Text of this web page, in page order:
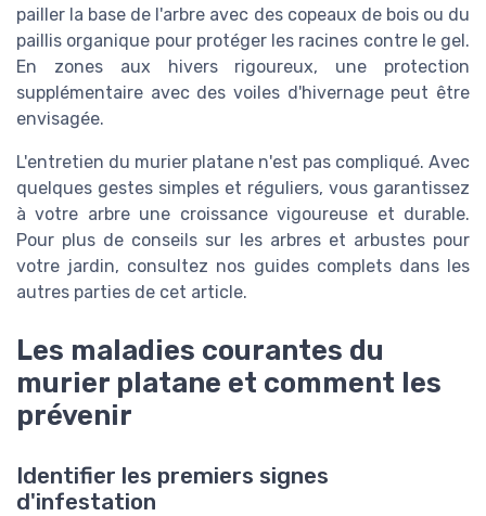
pailler la base de l'arbre avec des copeaux de bois ou du
paillis organique pour protéger les racines contre le gel.
En zones aux hivers rigoureux, une protection
supplémentaire avec des voiles d'hivernage peut être
envisagée.
L'entretien du murier platane n'est pas compliqué. Avec
quelques gestes simples et réguliers, vous garantissez
à votre arbre une croissance vigoureuse et durable.
Pour plus de conseils sur les arbres et arbustes pour
votre jardin, consultez nos guides complets dans les
autres parties de cet article.
Les maladies courantes du
murier platane et comment les
prévenir
Identifier les premiers signes
d'infestation